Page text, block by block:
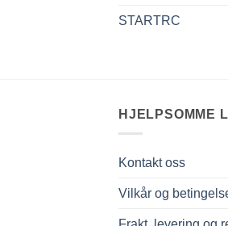
STARTRC
HJELPSOMME
Kontakt oss
Vilkår og